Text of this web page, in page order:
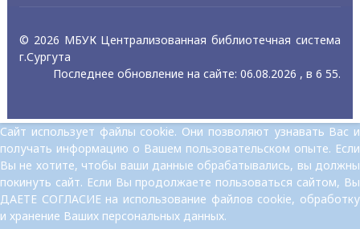
© 2026 МБУК Централизованная библиотечная система
г.Сургута
Последнее обновление на сайте: 06.08.2026 , в 6 55.
Сайт использует файлы cookie. Они позволяют узнавать Вас и
получать информацию о Вашем пользовательском опыте. Если
Вы не хотите, чтобы ваши данные обрабатывались, вы должны
покинуть сайт. Если Вы продолжаете пользоваться сайтом, Вы
ДАЕТЕ СОГЛАСИЕ на использование файлов cookie, обработку
и хранение Ваших персональных данных.